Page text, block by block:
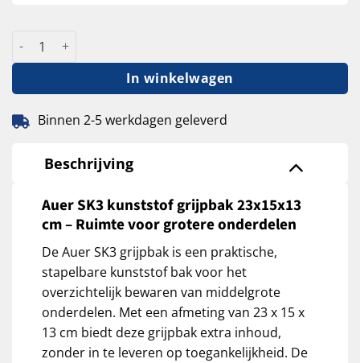
Auer SK3 kunststof grijpbak 23x15x13 cm aantal
In winkelwagen
Binnen 2-5 werkdagen geleverd
Beschrijving
Auer SK3 kunststof grijpbak 23x15x13
cm – Ruimte voor grotere onderdelen
De Auer SK3 grijpbak is een praktische,
stapelbare kunststof bak voor het
overzichtelijk bewaren van middelgrote
onderdelen. Met een afmeting van 23 x 15 x
13 cm biedt deze grijpbak extra inhoud,
zonder in te leveren op toegankelijkheid. De